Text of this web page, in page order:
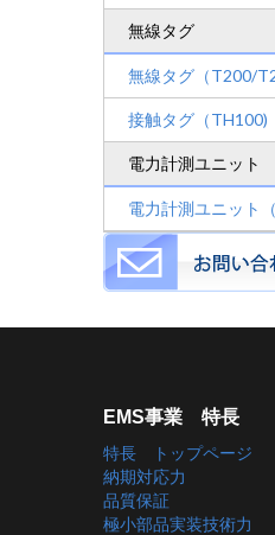
無線タグ
無線タグ（T200/
接触タグ（TH100)
電力計測ユニット
電力計測ユニット
EMS事業 特長
特長 トップページ
納期対応力
品質保証
極小部品実装技術力